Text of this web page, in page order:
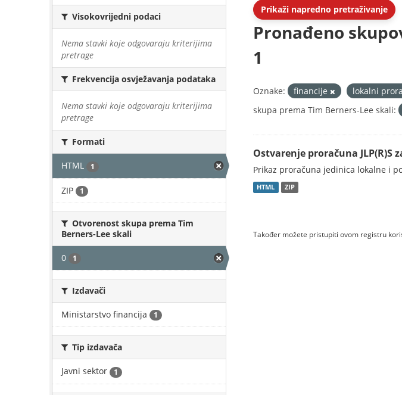
Visokovrijedni podaci
Nema stavki koje odgovaraju kriterijima
pretrage
Frekvencija osvježavanja podataka
Nema stavki koje odgovaraju kriterijima
pretrage
Formati
HTML 1
ZIP 1
Otvorenost skupa prema Tim
Berners-Lee skali
0 1
Izdavači
Ministarstvo financija 1
Tip izdavača
Javni sektor 1
Prikaži napredno pretraživanje
Pronađeno
1
Oznake: financije lokalni
skupa prema Tim Berners-Lee skali:
Ostvarenje proračuna JLP(R)S
Prikaz proračuna jedinica lokalne i
HTML ZIP
Također možete pristupiti ovom registru